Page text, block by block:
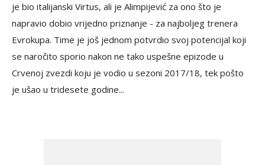
je bio italijanski Virtus, ali je Alimpijević za ono što je
napravio dobio vrijedno priznanje - za najboljeg trenera
Evrokupa. Time je još jednom potvrdio svoj potencijal koji
se naročito sporio nakon ne tako uspešne epizode u
Crvenoj zvezdi koju je vodio u sezoni 2017/18, tek pošto
je ušao u tridesete godine...